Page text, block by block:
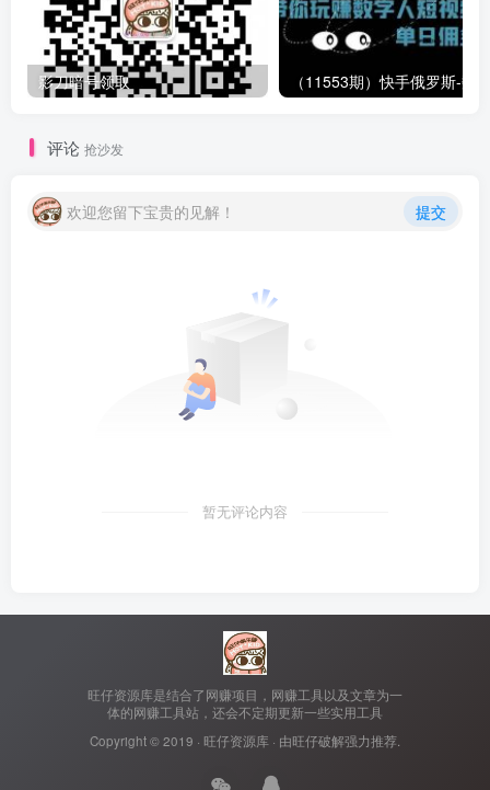
影刀暗号领取
评论 抢沙发
欢迎您留下宝贵的见解！ 提交
暂无评论内容
旺仔资源库是结合了网赚项目，网赚工具以及文章为一
体的网赚工具站，还会不定期更新一些实用工具
Copyright © 2019 · 旺仔资源库 · 由旺仔破解强力推荐.